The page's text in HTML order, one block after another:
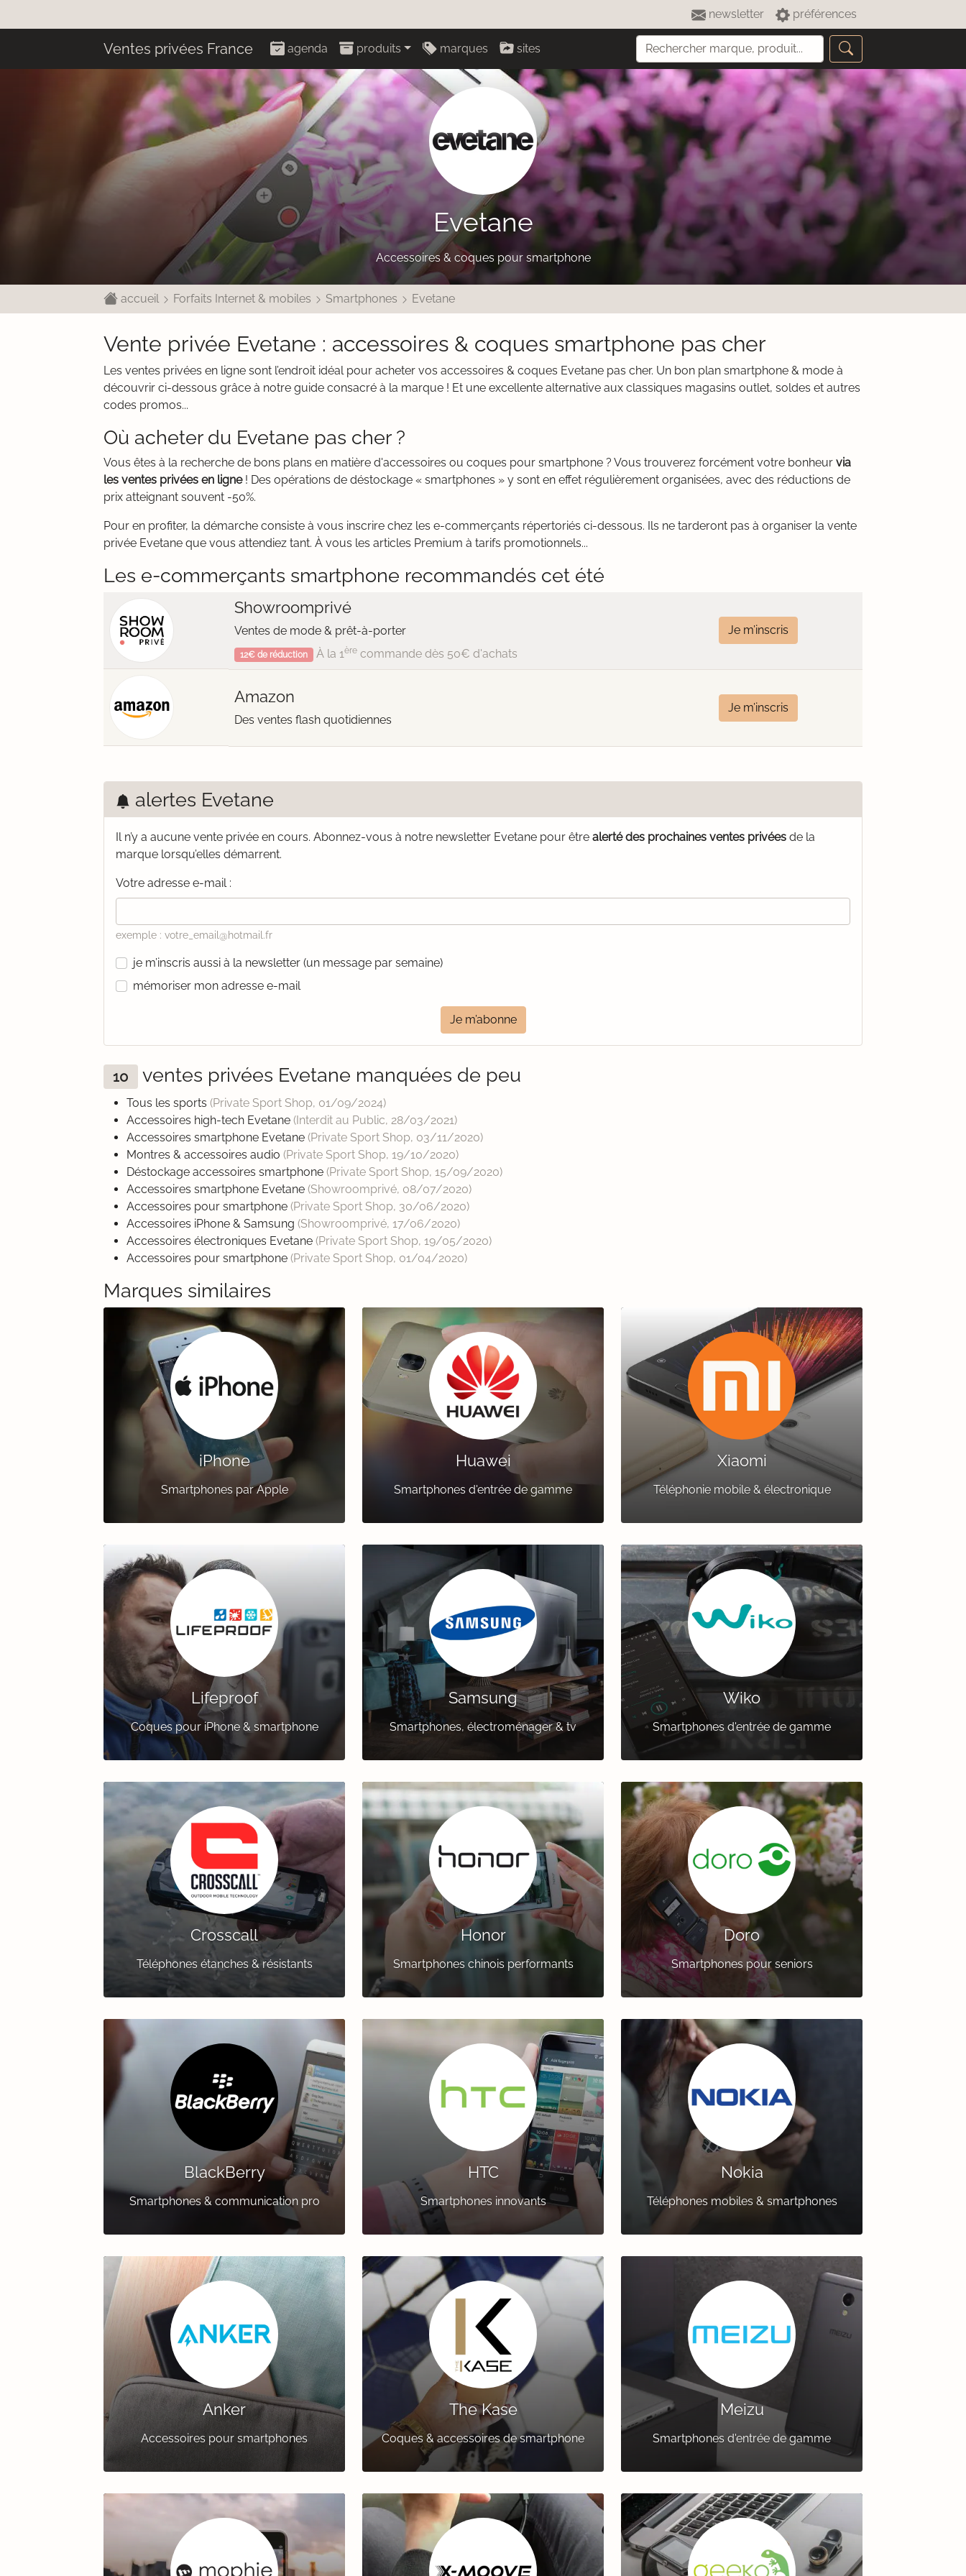
newsletter préférences
Ventes privées France agenda produits marques sites
Evetane
Accessoires & coques pour smartphone
accueil Forfaits Internet & mobiles Smartphones Evetane
Vente privée Evetane : accessoires & coques smartphone pas cher
Les ventes privées en ligne sont l’endroit idéal pour acheter vos accessoires & coques Evetane pas cher. Un bon plan smartphone & mode à
découvrir ci-dessous grâce à notre guide consacré à la marque ! Et une excellente alternative aux classiques magasins outlet, soldes et autres
codes promos...
Où acheter du Evetane pas cher ?
Vous êtes à la recherche de bons plans en matière d'accessoires ou coques pour smartphone ? Vous trouverez forcément votre bonheur via
les ventes privées en ligne! Des opérations de déstockage « smartphones » y sont en effet régulièrement organisées, avec des réductions de
prix atteignant souvent -50%.
Pour en profiter, la démarche consiste à vous inscrire chez les e-commerçants répertoriés ci-dessous. Ils ne tarderont pas à organiser la vente
privée Evetane que vous attendiez tant. À vous les articles Premium à tarifs promotionnels...
Les e-commerçants smartphone recommandés cet été
Showroomprivé
Ventes de mode & prêt-à-porter
12€ de réduction À la 1èrecommande dès 50€ d'achats
Je m’inscris
Amazon
Des ventes flash quotidiennes
Je m’inscris
alertes Evetane
Il n’y a aucune vente privée en cours. Abonnez-vous à notre newsletter Evetane pour être alerté des prochaines ventes privées de la
marque lorsqu’elles démarrent.
Votre adresse e-mail :
exemple : votre_email@hotmail.fr
je m’inscris aussi à la newsletter (un message par semaine)
mémoriser mon adresse e-mail
Je m’abonne
10 ventes privées Evetane manquées de peu
Tous les sports (Private Sport Shop, 01/09/2024)
Accessoires high-tech Evetane (Interdit au Public, 28/03/2021)
Accessoires smartphone Evetane (Private Sport Shop, 03/11/2020)
Montres & accessoires audio (Private Sport Shop, 19/10/2020)
Déstockage accessoires smartphone (Private Sport Shop, 15/09/2020)
Accessoires smartphone Evetane (Showroomprivé, 08/07/2020)
Accessoires pour smartphone (Private Sport Shop, 30/06/2020)
Accessoires iPhone & Samsung (Showroomprivé, 17/06/2020)
Accessoires électroniques Evetane (Private Sport Shop, 19/05/2020)
Accessoires pour smartphone (Private Sport Shop, 01/04/2020)
Marques similaires
iPhone
Smartphones par Apple
Huawei
Smartphones d'entrée de gamme
Xiaomi
Téléphonie mobile & électronique
Lifeproof
Coques pour iPhone & smartphone
Samsung
Smartphones, électroménager & tv
Wiko
Smartphones d'entrée de gamme
Crosscall
Téléphones étanches & résistants
Honor
Smartphones chinois performants
Doro
Smartphones pour seniors
BlackBerry
Smartphones & communication pro
HTC
Smartphones innovants
Nokia
Téléphones mobiles & smartphones
Anker
Accessoires pour smartphones
The Kase
Coques & accessoires de smartphone
Meizu
Smartphones d'entrée de gamme